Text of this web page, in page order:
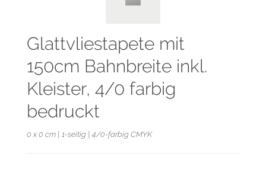
Glattvliestapete mit
150cm Bahnbreite inkl.
Kleister, 4/0 farbig
bedruckt
0 x 0 cm | 1-seitig | 4/0-farbig CMYK